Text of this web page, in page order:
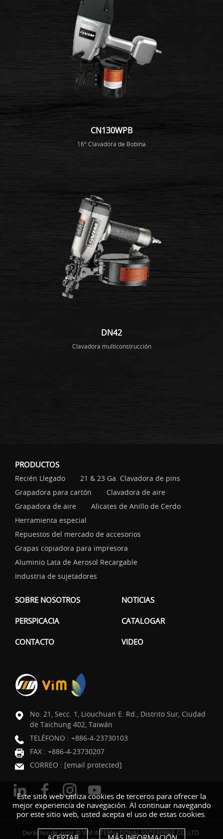
CN130WPB
16° Clavadora de Bobina
DN42
Clavadora multiconstrucción
Este sitio web utiliza cookies de terceros para ofrecer la
mejor experiencia de navegación. Al continuar navegando
por este sitio web, usted acepta el uso de estas cookies.
PRODUCTOS
Recién Llegado
21 & 23 Ga. Clavadora de pins
Grapadora para cartón
Clavadora de aire
Grapadora de aire
Alicates de Anillo de Cerdo
Herramienta especial
Repuestos del mercado de accesorios
Grapas copiadora para impresora
Aluminio Lata de Aerosol Recargable
Industria de sujetadores
SOBRE NOSOTROS NOTICIAS
PERSPICACIA CATALOGAR
CONTACTO VIDEO
No. 21, Secc. 1, Liouchuan E. Rd., Distrito Sur, Ciudad
de Taichung 402, Taiwán
TELÉFONO : +886-4-23730103
FAX : +886-4-23730207
CORREO : [email protected]
Derechos de autor © VIM INTERNATIONAL ENTERPRISE CO.,LTD.